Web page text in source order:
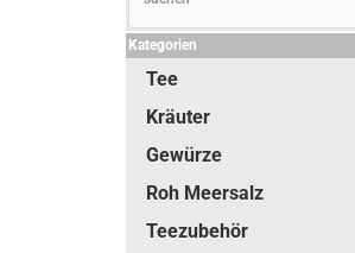
Kategorien
Tee
Kräuter
Gewürze
Roh Meersalz
Teezubehör